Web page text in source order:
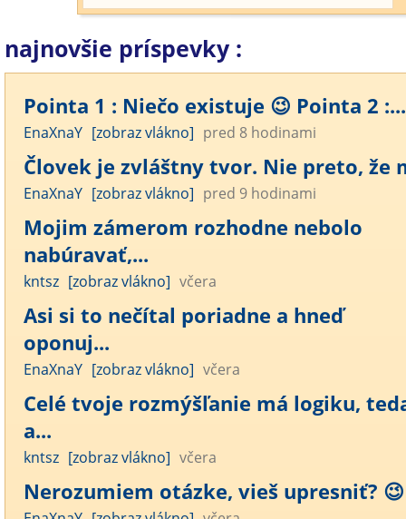
najnovšie príspevky :
Pointa 1 : Niečo existuje 😉 Pointa 2 :...
EnaXnaY [zobraz vlákno] pred 8 hodinami
Človek je zvláštny tvor. Nie preto, že
EnaXnaY [zobraz vlákno] pred 9 hodinami
Mojim zámerom rozhodne nebolo
nabúravať,...
kntsz [zobraz vlákno] včera
Asi si to nečítal poriadne a hneď
oponuj...
EnaXnaY [zobraz vlákno] včera
Celé tvoje rozmýšľanie má logiku,
a...
kntsz [zobraz vlákno] včera
Nerozumiem otázke, vieš upresniť? 😉